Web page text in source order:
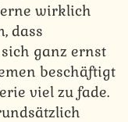
wirklich
dass
sich ganz ernst
beschäftigt
viel zu fade.